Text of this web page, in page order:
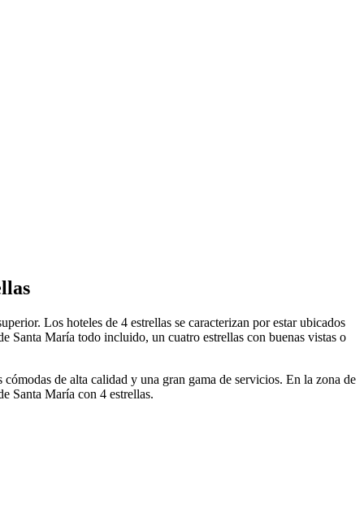
Los hoteles de 4 estrellas se caracterizan por estar ubicados
Santa María todo incluido, un cuatro estrellas con buenas vistas o
de alta calidad y una gran gama de servicios. En la zona de
Santa María con 4 estrellas.